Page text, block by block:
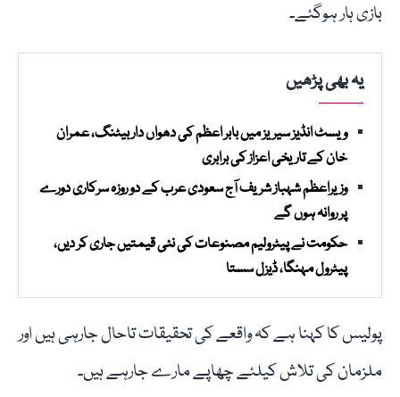
بازی ہار ہوگئے۔
یہ بھی پڑھیں
ویسٹ انڈیز سیریز میں بابر اعظم کی دھواں دار بیٹنگ، عمران
خان کے تاریخی اعزاز کی برابری
وزیراعظم شہباز شریف آج سعودی عرب کے دو روزہ سرکاری دورے
پر روانہ ہوں گے
حکومت نے پیٹرولیم مصنوعات کی نئی قیمتیں جاری کر دیں،
پیٹرول مہنگا، ڈیزل سستا
پولیس کا کہنا ہے کہ واقعے کی تحقیقات تاحال جارہی ہیں اور
ملزمان کی تلاش کیلئے چھاپے مارے جارہے ہیں۔